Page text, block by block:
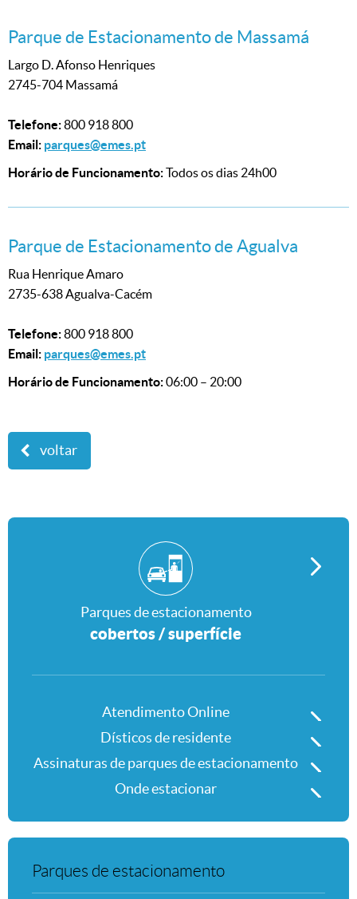
Parque de Estacionamento de Massamá
Largo D. Afonso Henriques
2745-704 Massamá
Telefone:800 918 800
Email: parques@emes.pt
Horário de Funcionamento:Todos os dias 24h00
Parque de Estacionamento de Agualva
Rua Henrique Amaro
2735-638 Agualva-Cacém
Telefone:800 918 800
Email: parques@emes.pt
Horário de Funcionamento:06:00 – 20:00
voltar
Parques de estacionamento
Parques de estacionamento
cobertos / superfície
Atendimento Online
Atendimento Online
Dísticos de residente
Dísticos de residente
Assinaturas de parques de
Assinaturas de parques de estacionamento
Onde estacionar
Onde estacionar
Parques de estacionamento
Parques de estacionamento